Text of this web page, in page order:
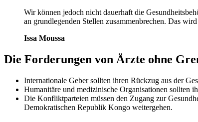
Wir können jedoch nicht dauerhaft die
an grundlegenden Stellen zusammenbrechen. Das
Issa Moussa
Die Forderungen von Ärzte ohne
Internationale Geber sollten ihren Rückzug aus der
Humanitäre und medizinische Organisationen sollten
Die Konfliktparteien müssen den Zugang zur
Demokratischen Republik Kongo weitergehen.